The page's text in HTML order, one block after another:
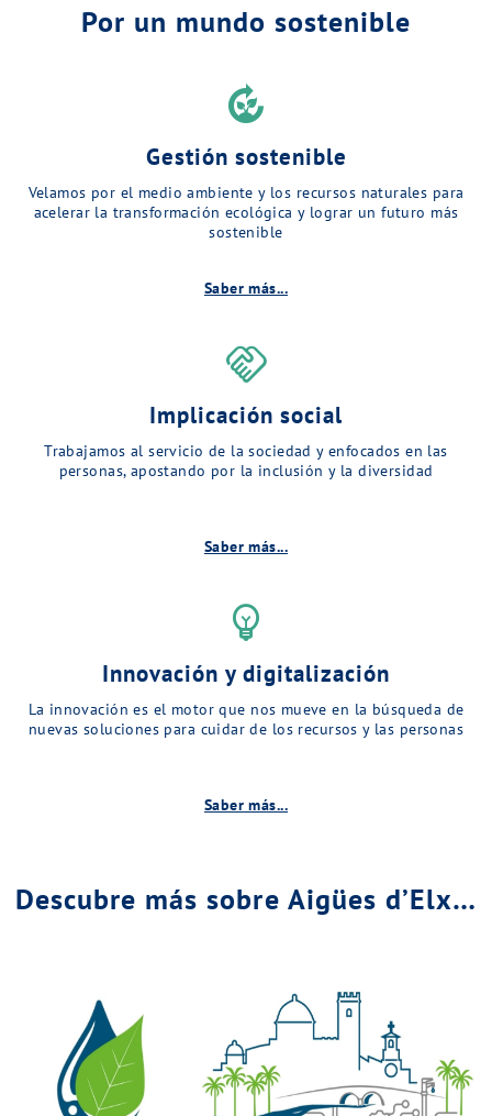
Por un mundo sostenible
compost
Gestión sostenible
Velamos por el medio ambiente y los recursos naturales para
acelerar la transformación ecológica y lograr un futuro más
sostenible
Saber más...
handshake
Implicación social
Trabajamos al servicio de la sociedad y enfocados en las
personas, apostando por la inclusión y la diversidad
Saber más...
emoji_objects
Innovación y digitalización
La innovación es el motor que nos mueve en la búsqueda de
nuevas soluciones para cuidar de los recursos y las personas
Saber más...
Descubre más sobre Aigües d’Elx…